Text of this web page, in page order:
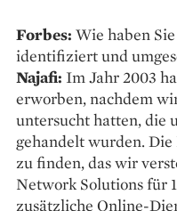
Forbes: Wie haben
identifiziert und
Najafi: Im Jahr 2003
erworben, nachdem
untersucht hatten, die
gehandelt wurden.
zu finden, das wir
Network Solutions für
zusätzliche Online-